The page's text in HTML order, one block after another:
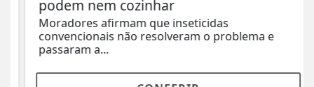
podem nem cozinhar
Moradores afirmam que inseticidas
convencionais não resolveram o problema e
passaram a...